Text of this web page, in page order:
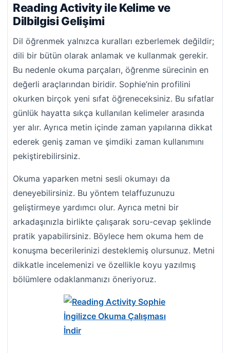
Reading Activity ile Kelime ve
Dilbilgisi Gelişimi
Dil öğrenmek yalnızca kuralları ezberlemek değildir;
dili bir bütün olarak anlamak ve kullanmak gerekir.
Bu nedenle okuma parçaları, öğrenme sürecinin en
değerli araçlarından biridir. Sophie’nin profilini
okurken birçok yeni sıfat öğreneceksiniz. Bu sıfatlar
günlük hayatta sıkça kullanılan kelimeler arasında
yer alır. Ayrıca metin içinde zaman yapılarına dikkat
ederek geniş zaman ve şimdiki zaman kullanımını
pekiştirebilirsiniz.
Okuma yaparken metni sesli okumayı da
deneyebilirsiniz. Bu yöntem telaffuzunuzu
geliştirmeye yardımcı olur. Ayrıca metni bir
arkadaşınızla birlikte çalışarak soru-cevap şeklinde
pratik yapabilirsiniz. Böylece hem okuma hem de
konuşma becerilerinizi desteklemiş olursunuz. Metni
dikkatle incelemenizi ve özellikle koyu yazılmış
bölümlere odaklanmanızı öneriyoruz.